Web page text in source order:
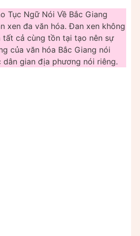
Tục Ngữ Nói Về Bắc Giang
xen đa văn hóa. Đan xen không
tất cả cùng tồn tại tạo nên sự
của văn hóa Bắc Giang nói
dân gian địa phương nói riêng.